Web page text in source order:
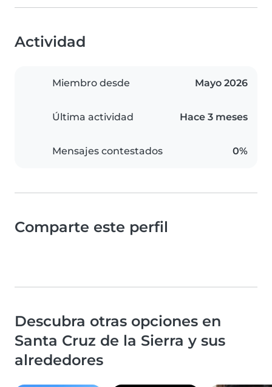
Actividad
Miembro desde Mayo 2026
Última actividad Hace 3 meses
Mensajes contestados 0%
Comparte este perfil
Descubra otras opciones en
Santa Cruz de la Sierra y sus
alrededores